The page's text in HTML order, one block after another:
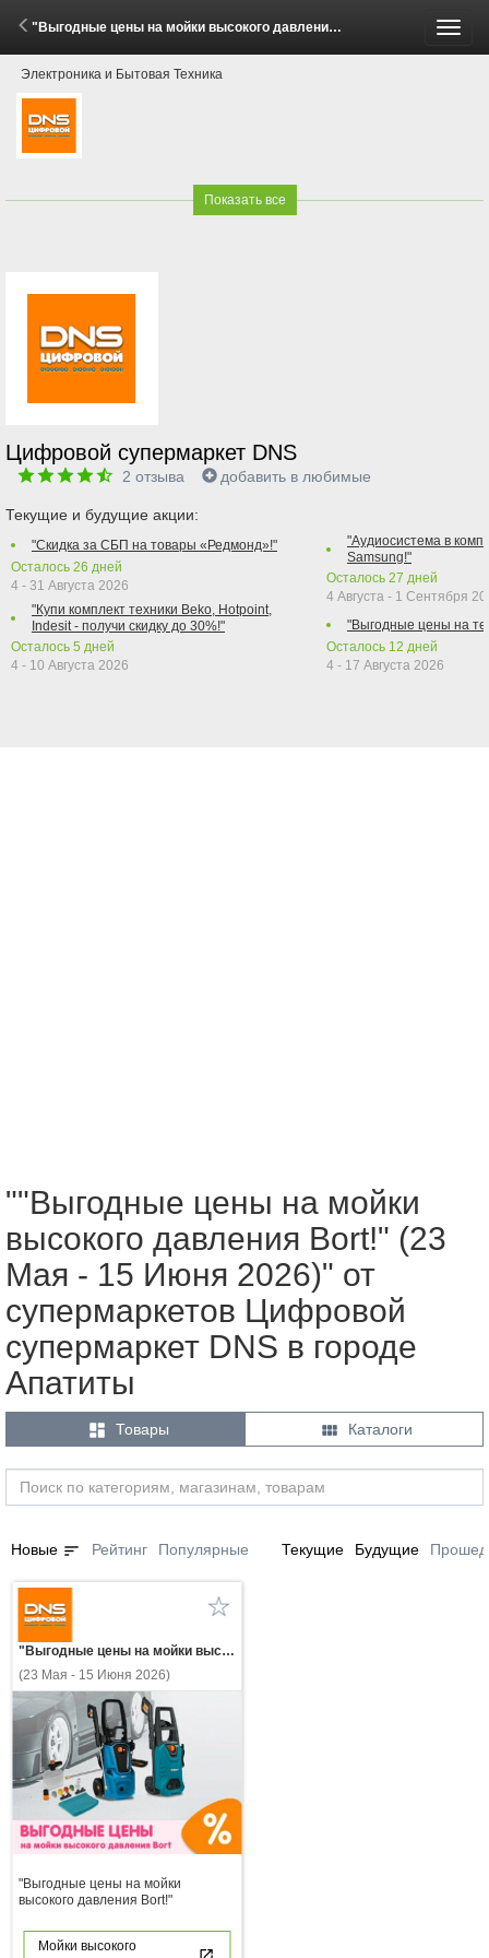
"Выгодные цены на мойки высокого давления Bort!" (23 Мая - 15 Июня 2026)
Электроника и Бытовая Техника
Показать все
Цифровой супермаркет DNS
2 отзыва добавить в любимые
Текущие и будущие акции:
"Скидка за СБП на товары «Редмонд»!"
Осталось 26 дней
4 - 31 Августа 2026
"Купи комплект техники Beko, Hotpoint,
Indesit - получи скидку до 30%!"
Осталось 5 дней
4 - 10 Августа 2026
"Аудиосистема в
Samsung!"
Осталось 27 дней
4 Августа - 1 Сентября
"Выгодные цены на
Осталось 12 дней
4 - 17 Августа 2026
""Выгодные цены на мойки
высокого давления Bort!" (23
Мая - 15 Июня 2026)" от
супермаркетов Цифровой
супермаркет DNS в городе
Апатиты
 Товары  Каталоги
Новые sort Рейтинг Популярные Текущие Будущие
"Выгодные цены на мойки высокого давления Bort!"
(23 Мая - 15 Июня 2026)
"Выгодные цены на мойки
высокого давления Bort!"
Мойки высокого